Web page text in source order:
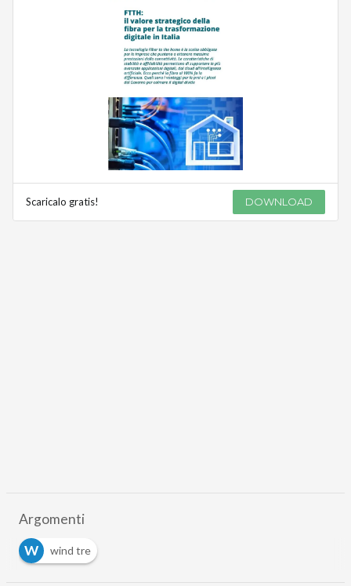
Scaricalo gratis! DOWNLOAD
Argomenti
W
wind tre